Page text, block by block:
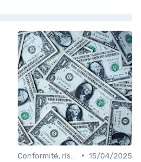
• 15/04/2025